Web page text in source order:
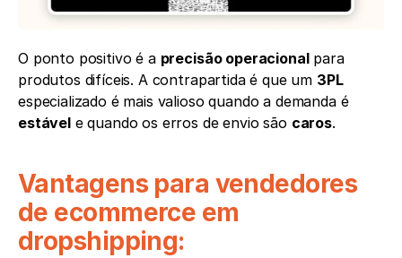
O ponto positivo é a precisão operacional para
produtos difíceis. A contrapartida é que um 3PL
especializado é mais valioso quando a demanda é
estável e quando os erros de envio são caros.
Vantagens para vendedores
de ecommerce em
dropshipping: